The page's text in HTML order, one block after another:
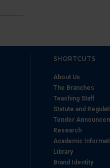
SHORTCUTS
About Us
The Branches
Teaching Staff
Statute and
Tender
Research
Academic
Library
Brand Identity